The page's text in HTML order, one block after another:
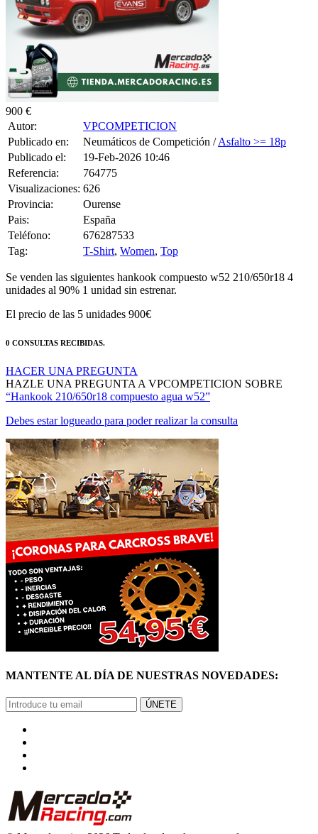
900 €
Autor:
VPCOMPETICION
Publicado en:
Neumáticos de Competición /Asfalto >= 18p
Publicado el:
19-Feb-2026 10:46
Referencia:
764775
Visualizaciones: 626
Provincia:
Ourense
Pais:
España
Teléfono:
676287533
Tag:
T-Shirt, Women, Top
Se venden las siguientes hankook compuesto w52 210/650r18 4
unidades al 90% 1 unidad sin estrenar.
El precio de las 5 unidades 900€
0 CONSULTAS RECIBIDAS.
HACER UNA PREGUNTA
HAZLE UNA PREGUNTA A VPCOMPETICION SOBRE
“Hankook 210/650r18 compuesto agua w52”
Debes estar logueado para poder realizar la consulta
MANTENTE AL DÍA DE NUESTRAS NOVEDADES:
ÚNETE